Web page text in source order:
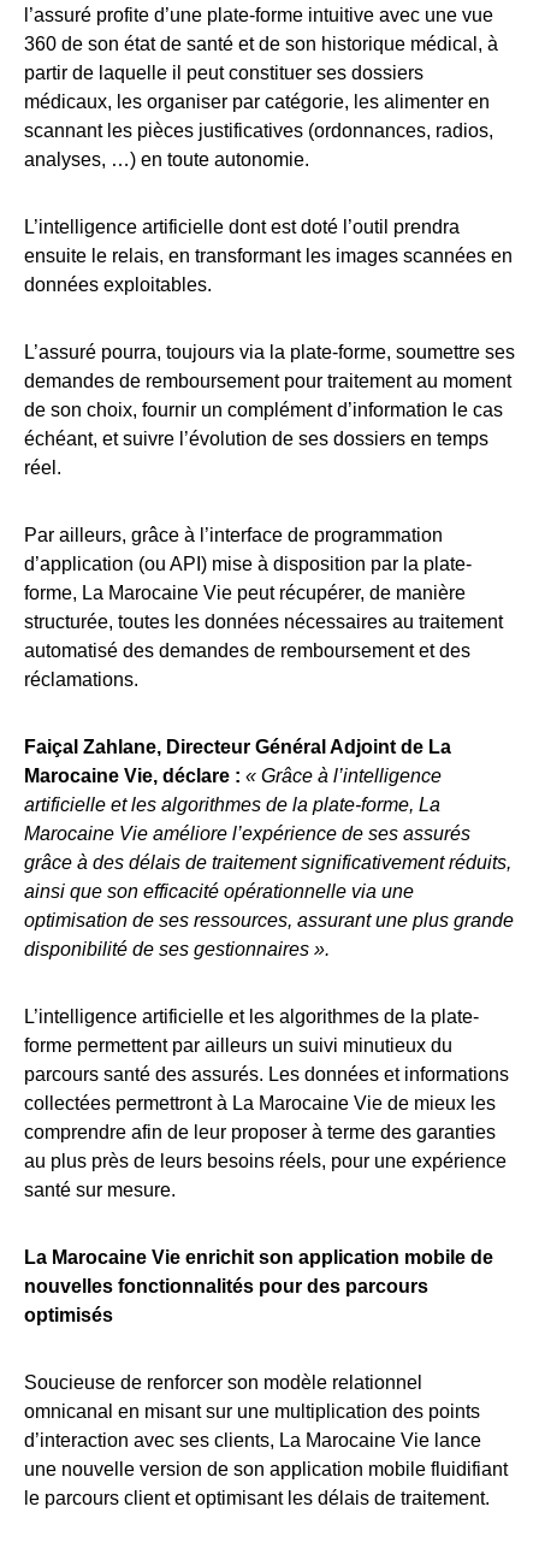
l’assuré profite d’une plate-forme intuitive avec une vue
360 de son état de santé et de son historique médical, à
partir de laquelle il peut constituer ses dossiers
médicaux, les organiser par catégorie, les alimenter en
scannant les pièces justificatives (ordonnances, radios,
analyses, …) en toute autonomie.
L’intelligence artificielle dont est doté l’outil prendra
ensuite le relais, en transformant les images scannées en
données exploitables.
L’assuré pourra, toujours via la plate-forme, soumettre ses
demandes de remboursement pour traitement au moment
de son choix, fournir un complément d’information le cas
échéant, et suivre l’évolution de ses dossiers en temps
réel.
Par ailleurs, grâce à l’interface de programmation
d’application (ou API) mise à disposition par la plate-
forme, La Marocaine Vie peut récupérer, de manière
structurée, toutes les données nécessaires au traitement
automatisé des demandes de remboursement et des
réclamations.
Faiçal Zahlane, Directeur Général Adjoint de La
Marocaine Vie, déclare : « Grâce à l’intelligence
artificielle et les algorithmes de la plate-forme, La
Marocaine Vie améliore l’expérience de ses assurés
grâce à des délais de traitement significativement réduits,
ainsi que son efficacité opérationnelle via une
optimisation de ses ressources, assurant une plus grande
disponibilité de ses gestionnaires ».
L’intelligence artificielle et les algorithmes de la plate-
forme permettent par ailleurs un suivi minutieux du
parcours santé des assurés. Les données et informations
collectées permettront à La Marocaine Vie de mieux les
comprendre afin de leur proposer à terme des garanties
au plus près de leurs besoins réels, pour une expérience
santé sur mesure.
La Marocaine Vie enrichit son application mobile de
nouvelles fonctionnalités pour des parcours
optimisés
Soucieuse de renforcer son modèle relationnel
omnicanal en misant sur une multiplication des points
d’interaction avec ses clients, La Marocaine Vie lance
une nouvelle version de son application mobile fluidifiant
le parcours client et optimisant les délais de traitement.